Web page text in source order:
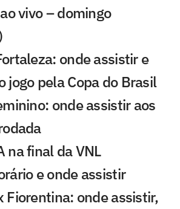
vivo – domingo
onde assistir e
jogo pela Copa do Brasil
onde assistir aos
na final da VNL
e onde assistir
Fiorentina: onde assistir,